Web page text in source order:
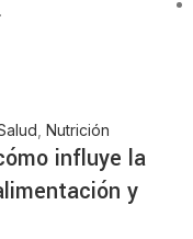
,Nutrición
influye la
y